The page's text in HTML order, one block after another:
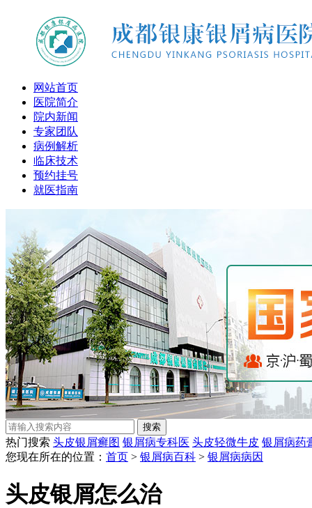
网站首页
医院简介
院内新闻
专家团队
病例解析
临床技术
预约挂号
就医指南
热门搜索 头皮银屑癣图 银屑病专科医 头皮轻微牛皮 银屑病药
您现在所在的位置： 首页 > 银屑病百科 > 银屑病病因
头皮银屑怎么治